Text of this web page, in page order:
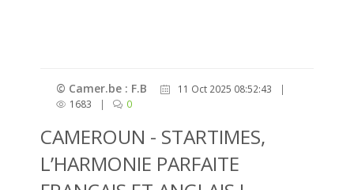
© Camer.be : F.B 11 Oct 2025 08:52:43
|
1683
| 0
CAMEROUN - STARTIMES,
L’HARMONIE PARFAITE